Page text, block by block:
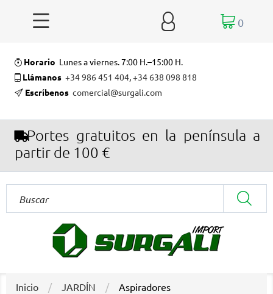
  0
Horario Lunes a viernes. 7:00 H.–15:00 H.
Llámanos +34 986 451 404,+34 638 098 818
Escríbenos comercial@surgali.com
Portes gratuitos en la península a
partir de 100 €
Inicio JARDÍN Aspiradores